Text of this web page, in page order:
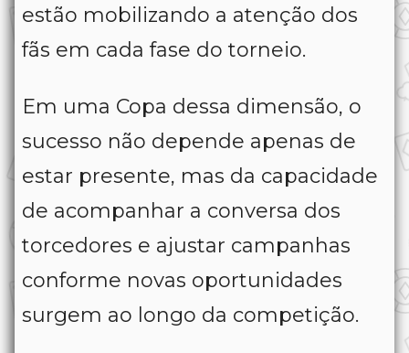
estão mobilizando a atenção dos
fãs em cada fase do torneio.
Em uma Copa dessa dimensão, o
sucesso não depende apenas de
estar presente, mas da capacidade
de acompanhar a conversa dos
torcedores e ajustar campanhas
conforme novas oportunidades
surgem ao longo da competição.